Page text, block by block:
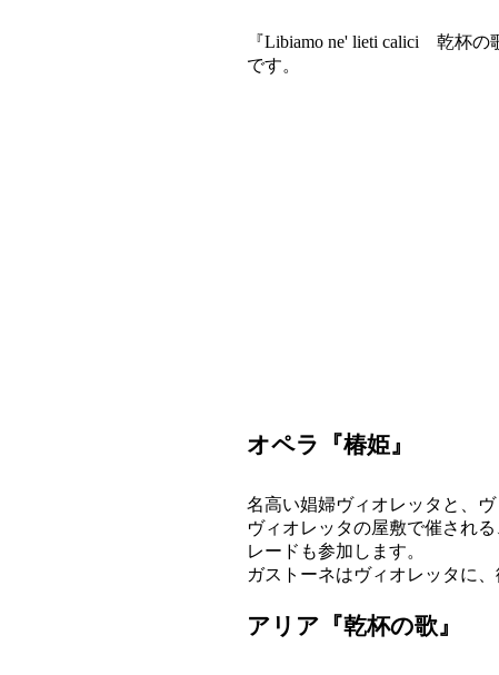
『Libiamo ne' lieti calici 乾杯
です。
オペラ『椿姫』
名高い娼婦ヴィオレッタと、
ヴィオレッタの屋敷で催され
レードも参加します。
ガストーネはヴィオレッタに
アリア『乾杯の歌』